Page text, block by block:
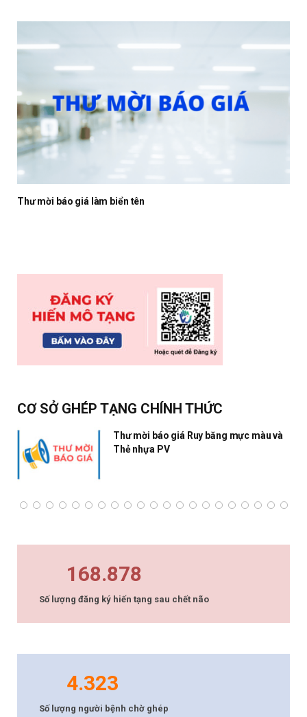
Thư mời báo giá làm biển tên
CƠ SỞ GHÉP TẠNG CHÍNH THỨC
Thư mời báo giá Ruy băng mực màu và
Thẻ nhựa PV
168.878
Số lượng đăng ký hiến tạng sau chết não
4.323
Số lượng người bệnh chờ ghép